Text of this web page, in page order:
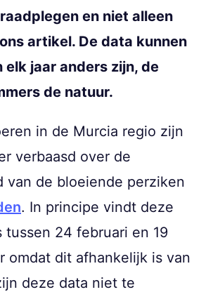
en niet alleen
artikel. De data kunnen
elk jaar anders zijn, de
de natuur.
in de Murcia regio zijn
verbaasd over de
van de bloeiende perziken
. In principe vindt deze
tussen 24 februari en 19
omdat dit afhankelijk is van
deze data niet te